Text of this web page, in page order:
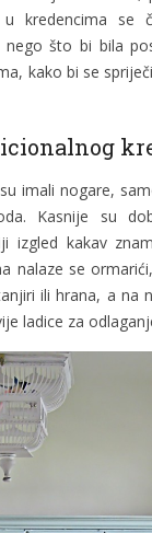
kredencima se
nego što bi bila
kako bi se
imali nogare,
Kasnije su
izgled kakav
nalaze se
ili hrana, a na
ladice za